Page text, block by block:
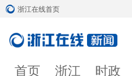
浙江在线首页
首页 浙江 时政